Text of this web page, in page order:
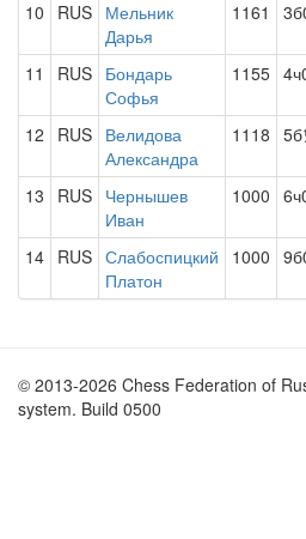
10 RUS Мельник
Дарья
1161
11 RUS Бондарь
Софья
1155
12 RUS Велидова
Александра
1118
13 RUS Чернышев
Иван
1000
14 RUS Слабоспицкий
Платон
1000
© 2013-2026 Chess Federation of
system. Build 0500